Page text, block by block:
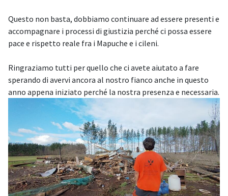
Questo non basta, dobbiamo continuare ad essere presenti e
accompagnare i processi di giustizia perché ci possa essere
pace e rispetto reale fra i Mapuche e i cileni.
Ringraziamo tutti per quello che ci avete aiutato a fare
sperando di avervi ancora al nostro fianco anche in questo
anno appena iniziato perché la nostra presenza e necessaria.